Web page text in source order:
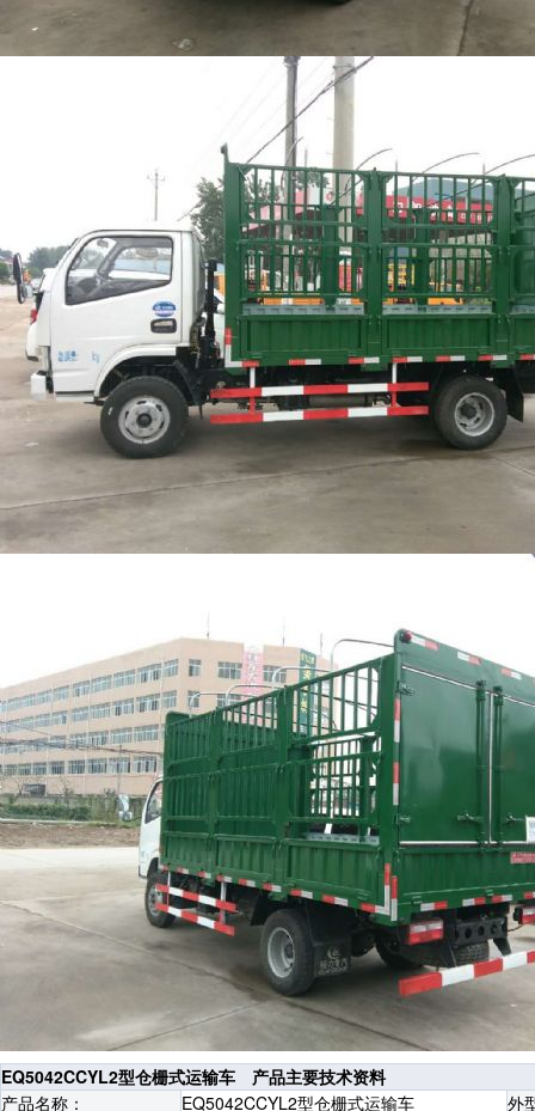
EQ5042CCYL2型仓栅式运输车 产品主要技术资料
产品名称：
EQ5042CCYL2型仓栅式运输车
外